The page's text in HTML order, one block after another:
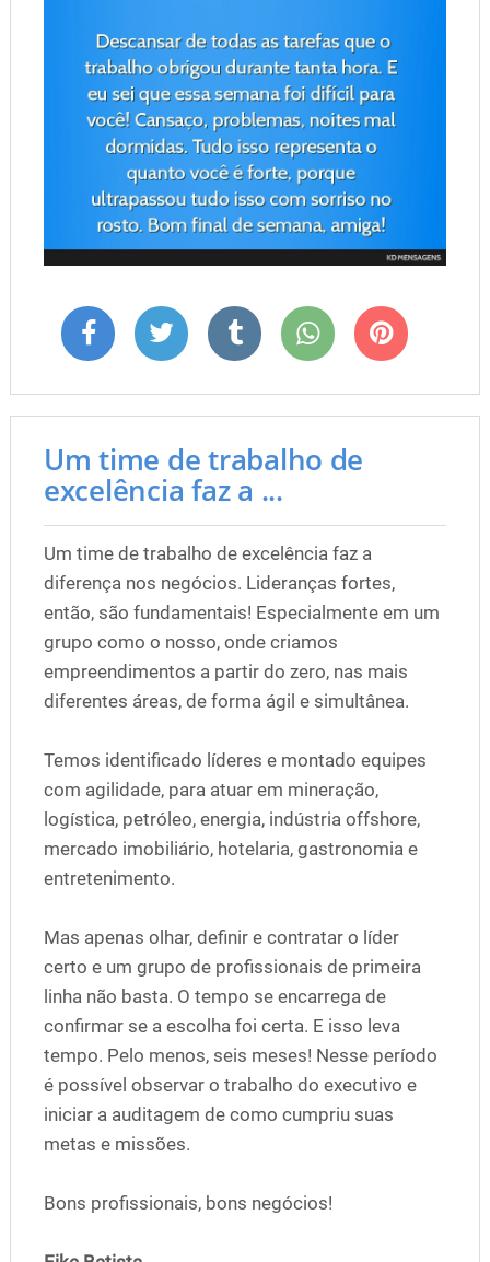
Um time de trabalho de
excelência faz a ...
Um time de trabalho de excelência faz a
diferença nos negócios. Lideranças fortes,
então, são fundamentais! Especialmente em um
grupo como o nosso, onde criamos
empreendimentos a partir do zero, nas mais
diferentes áreas, de forma ágil e simultânea.
Temos identificado líderes e montado equipes
com agilidade, para atuar em mineração,
logística, petróleo, energia, indústria offshore,
mercado imobiliário, hotelaria, gastronomia e
entretenimento.
Mas apenas olhar, definir e contratar o líder
certo e um grupo de profissionais de primeira
linha não basta. O tempo se encarrega de
confirmar se a escolha foi certa. E isso leva
tempo. Pelo menos, seis meses! Nesse período
é possível observar o trabalho do executivo e
iniciar a auditagem de como cumpriu suas
metas e missões.
Bons profissionais, bons negócios!